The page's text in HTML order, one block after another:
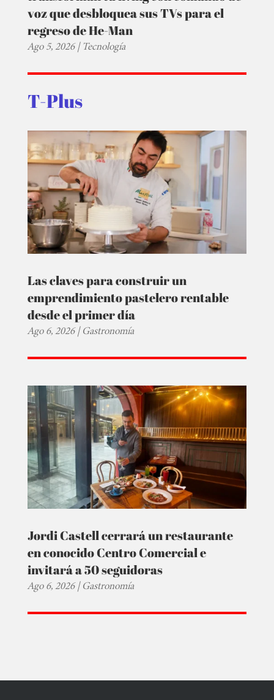
voz que desbloquea sus TVs para el
regreso de He-Man
Ago 5, 2026|Tecnología
T-Plus
Las claves para construir un
emprendimiento pastelero rentable
desde el primer día
Ago 6, 2026|Gastronomía
Jordi Castell cerrará un restaurante
en conocido Centro Comercial e
invitará a 50 seguidoras
Ago 6, 2026|Gastronomía